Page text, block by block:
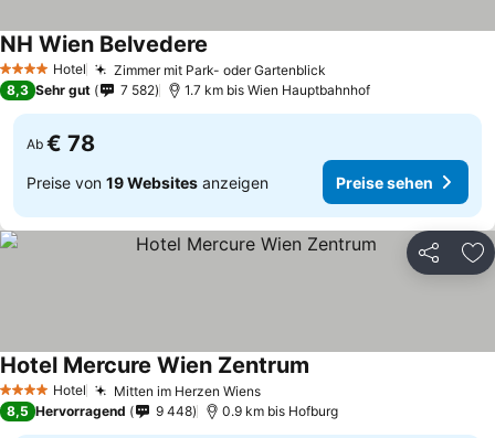
4 Sterne Hotel Zimmer mit Park- oder Gartenblick
NH Wien Belvedere
8,3 Sehr gut 7 582 1.7 km bis Wien Hauptbahnhof
Ab € 78
Preise von 19 Websites anzeigen Preise sehen
Teilen
4 Sterne Hotel Mitten im Herzen Wiens
Hotel Mercure Wien Zentrum
8,5 Hervorragend 9 448 0.9 km bis Hofburg